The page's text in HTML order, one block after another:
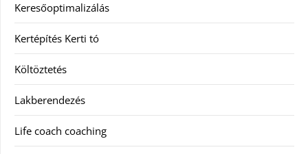
Keresőoptimalizálás
Kertépítés Kerti tó
Költöztetés
Lakberendezés
Life coach coaching